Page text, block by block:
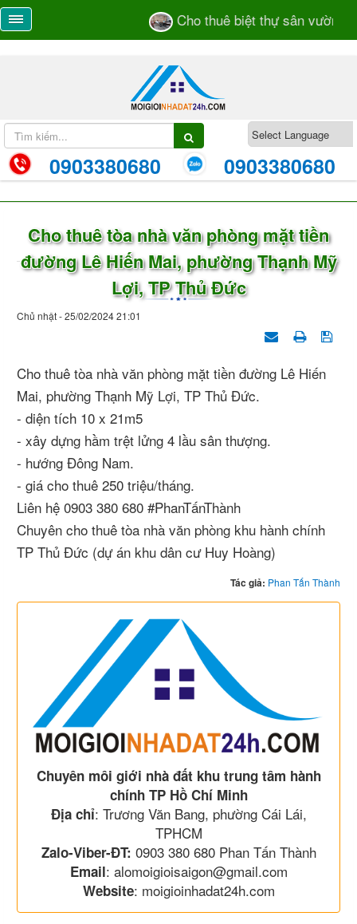
Cho thuê biệt thự sân vườn số
0903380680 0903380680
Cho thuê tòa nhà văn phòng mặt tiền
đường Lê Hiến Mai, phường Thạnh Mỹ
Lợi, TP Thủ Đức
Chủ nhật - 25/02/2024 21:01
Cho thuê tòa nhà văn phòng mặt tiền đường Lê Hiến
Mai, phường Thạnh Mỹ Lợi, TP Thủ Đức.
- diện tích 10 x 21m5
- xây dựng hầm trệt lửng 4 lầu sân thượng.
- hướng Đông Nam.
- giá cho thuê 250 triệu/tháng.
Liên hệ 0903 380 680 #PhanTấnThành
Chuyên cho thuê tòa nhà văn phòng khu hành chính
TP Thủ Đức (dự án khu dân cư Huy Hoàng)
Tác giả: Phan Tấn Thành
Chuyên môi giới nhà đất khu trung tâm hành
chính TP Hồ Chí Minh
Địa chỉ: Trương Văn Bang, phường Cái Lái,
TPHCM
Zalo-Viber-ĐT: 0903 380 680 Phan Tấn Thành
Email: alomoigioisaigon@gmail.com
Website: moigioinhadat24h.com